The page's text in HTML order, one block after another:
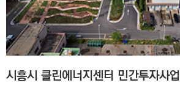
시흥시 클린에너지센터 민간투자사업